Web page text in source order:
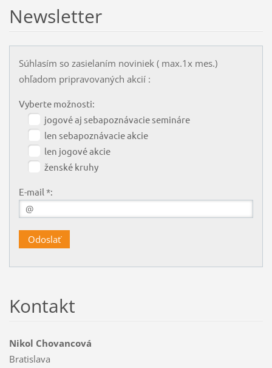
Newsletter
Súhlasím so zasielaním noviniek ( max.1x mes.)
ohľadom pripravovaných akcií :
Vyberte možnosti:
jogové aj sebapoznávacie semináre
len sebapoznávacie akcie
len jogové akcie
ženské kruhy
E-mail *:
Kontakt
Nikol Chovancová
Bratislava